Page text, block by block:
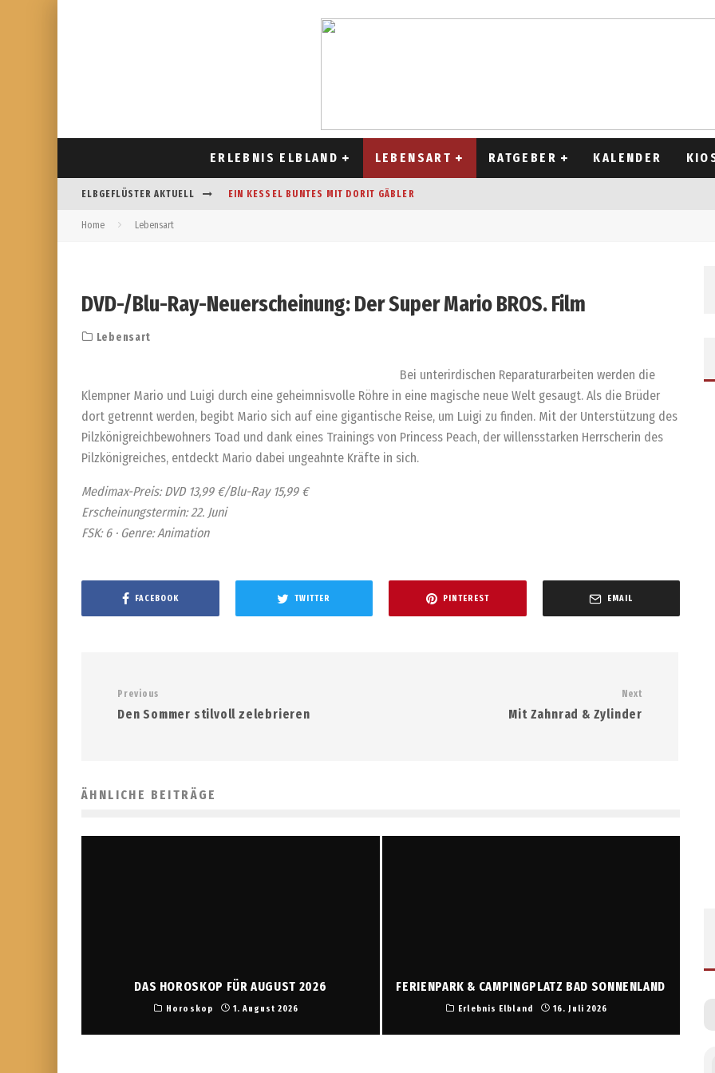
ERLEBNIS ELBLAND LEBENSART RATGEBER KALENDER
ELBGEFLÜSTER AKTUELL EIN KESSEL BUNTES MIT DORIT GÄBLER
Home Lebensart
DVD-/Blu-Ray-Neuerscheinung: Der Super Mario BROS. Film
Lebensart
Bei unterirdischen Reparaturarbeiten werden die
Klempner Mario und Luigi durch eine geheimnisvolle Röhre in eine magische neue Welt gesaugt. Als die Brüder
dort getrennt werden, begibt Mario sich auf eine gigantische Reise, um Luigi zu finden. Mit der Unterstützung des
Pilzkönigreichbewohners Toad und dank eines Trainings von Princess Peach, der willensstarken Herrscherin des
Pilzkönigreiches, entdeckt Mario dabei ungeahnte Kräfte in sich.
Medimax-Preis: DVD 13,99 €/Blu-Ray 15,99 €
Erscheinungstermin: 22. Juni
FSK: 6 · Genre: Animation
FACEBOOK TWITTER PINTEREST EMAIL
Previous
Den Sommer stilvoll zelebrieren
Next
Mit Zahnrad & Zylinder
ÄHNLICHE BEITRÄGE
DAS HOROSKOP FÜR AUGUST 2026
Horoskop 1. August 2026
FERIENPARK & CAMPINGPLATZ BAD SONNENLAND
Erlebnis Elbland 16. Juli 2026